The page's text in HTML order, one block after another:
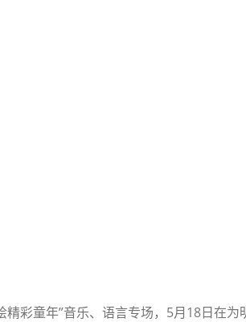
彩童年”音乐、语言专场，5月18日在为